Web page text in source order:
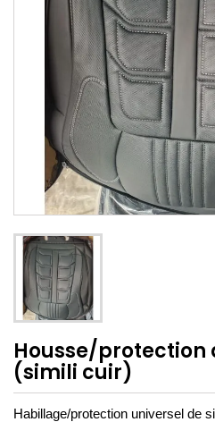
Housse/protection
(simili cuir)
Habillage/protection universel de